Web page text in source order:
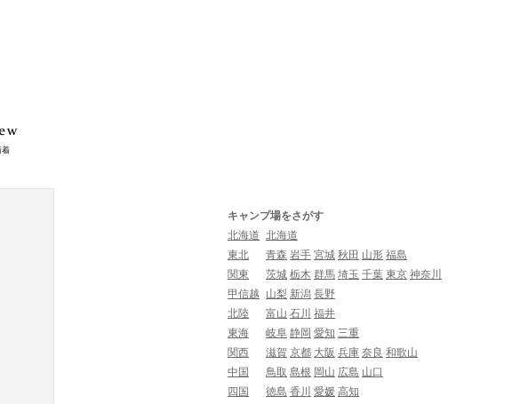
着
キャンプ場をさがす
北海道 北海道
東北
青森 岩手 宮城 秋田 山形 福島
関東
茨城 栃木 群馬 埼玉 千葉 東京 神奈川
甲信越
山梨 新潟 長野
北陸
富山 石川 福井
東海
岐阜 静岡 愛知 三重
関西
滋賀 京都 大阪 兵庫 奈良 和歌山
中国
鳥取 島根 岡山 広島 山口
四国
徳島 香川 愛媛 高知